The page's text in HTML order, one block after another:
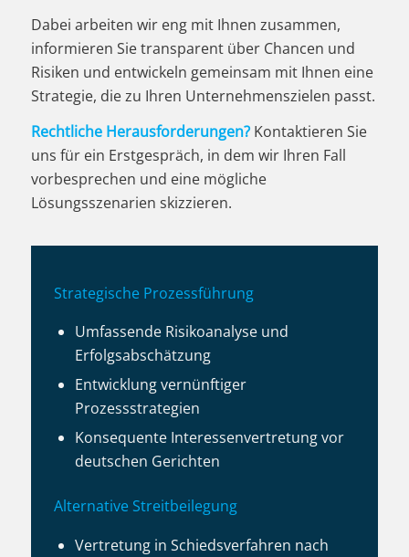
Dabei arbeiten wir eng mit Ihnen zusammen,
informieren Sie transparent über Chancen und
Risiken und entwickeln gemeinsam mit Ihnen eine
Strategie, die zu Ihren Unternehmenszielen passt.
Rechtliche Herausforderungen?Kontaktieren Sie
uns für ein Erstgespräch, in dem wir Ihren Fall
vorbesprechen und eine mögliche
Lösungsszenarien skizzieren.
Strategische Prozessführung
Umfassende Risikoanalyse und
Erfolgsabschätzung
Entwicklung vernünftiger
Prozessstrategien
Konsequente Interessenvertretung vor
deutschen Gerichten
Alternative Streitbeilegung
Vertretung in Schiedsverfahren nach